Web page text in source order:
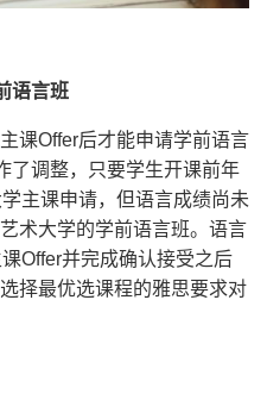
语言班
课Offer后才能申请学前语言
了调整，只要学生开课前年
主课申请，但语言成绩尚未
术大学的学前语言班。语言
Offer并完成确认接受之后
择最优选课程的雅思要求对